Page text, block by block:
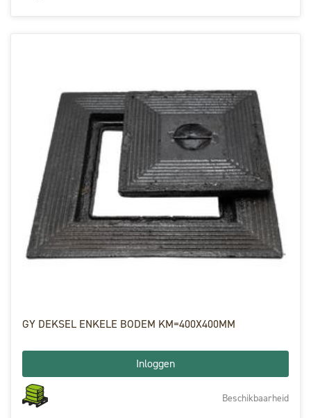
GY DEKSEL ENKELE BODEM KM=400X400MM
Inloggen
Beschikbaarheid